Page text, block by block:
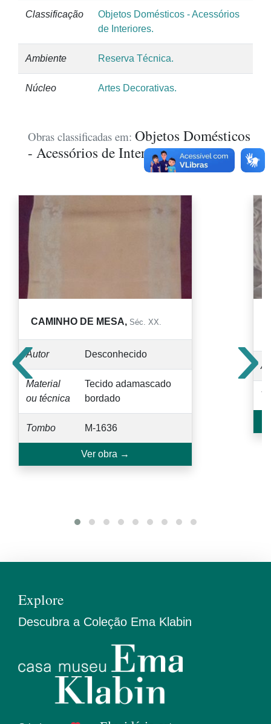
Classificação
Objetos Domésticos - Acessórios
de Interiores.
Ambiente Reserva Técnica.
Núcleo Artes Decorativas.
Obras classificadas em: Objetos Domésticos
- Acessórios de Interiores
CAMINHO DE MESA, Séc. XX.
Autor Desconhecido
Material
ou técnica
Tecido adamascado
bordado
Tombo M-1636
Ver obra →
‹ ›
Explore
Descubra a Coleção Ema Klabin